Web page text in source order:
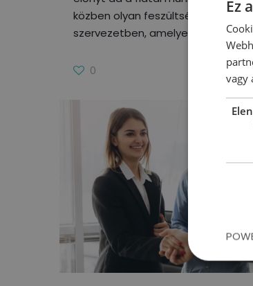
közben olyan feszültségeket indít
szervezetben, amelyek kezelés
0
Ez
vagy